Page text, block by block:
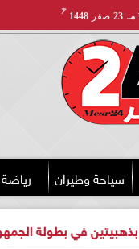
23 صفر 1448
هـ
سياحة وطيران رياضة
الجمهورية للكيك